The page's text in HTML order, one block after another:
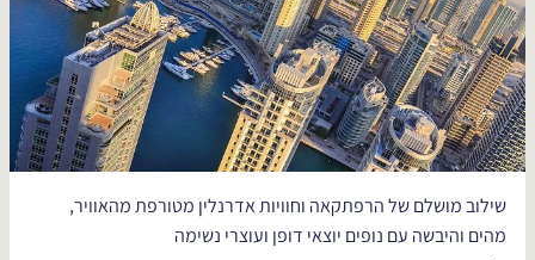
שילוב מושלם של הרפתקאה וחוויות אדרנלין מטורפת מהאוויר,
מהים והיבשה עם נופים יוצאי דופן ועוצרי נשימה